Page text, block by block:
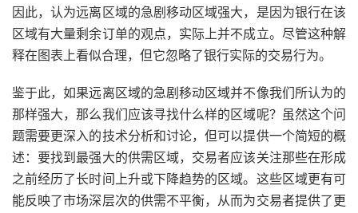
因此，认为远离区域的急剧移动区域强大，是因为银行在该
区域有大量剩余订单的观点，实际上并不成立。尽管这种解
释在图表上看似合理，但它忽略了银行实际的交易行为。
鉴于此，如果远离区域的急剧移动区域并不像我们所认为的
那样强大，那么我们应该寻找什么样的区域呢？虽然这个问
题需要更深入的技术分析和讨论，但可以提供一个简短的概
述：要找到最强大的供需区域，交易者应该关注那些在形成
之前经历了长时间上升或下降趋势的区域。这些区域更有可
能反映了市场深层次的供需不平衡，从而为交易者提供了更